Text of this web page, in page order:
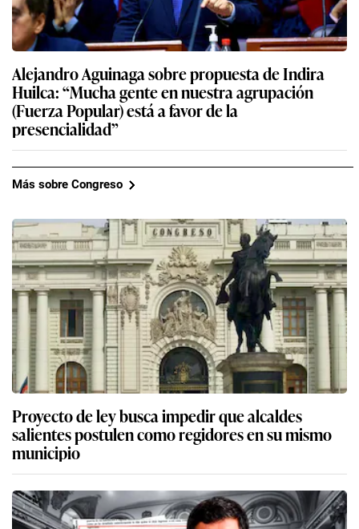
Alejandro Aguinaga sobre propuesta de Indira
Huilca: “Mucha gente en nuestra agrupación
(Fuerza Popular) está a favor de la
presencialidad”
Más sobre Congreso
Proyecto de ley busca impedir que alcaldes
salientes postulen como regidores en su mismo
municipio